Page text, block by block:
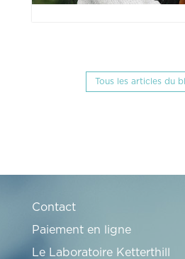
Tous les articles du
Contact
Paiement en ligne
Le Laboratoire Ketterthill